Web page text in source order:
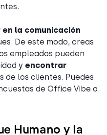
en la comunicación
De este modo, creas
empleados pueden
y encontrar
de los clientes. Puedes
de Office Vibe o
Humano y la